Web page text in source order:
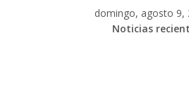
domingo, agosto 9,
Noticias